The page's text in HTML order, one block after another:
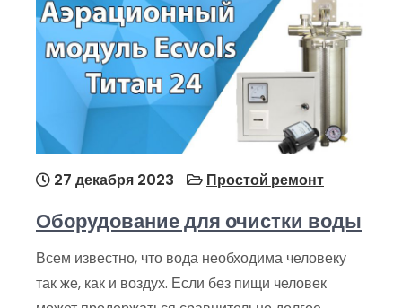
27 декабря 2023 Простой ремонт
Оборудование для очистки воды
Всем известно, что вода необходима человеку
так же, как и воздух. Если без пищи человек